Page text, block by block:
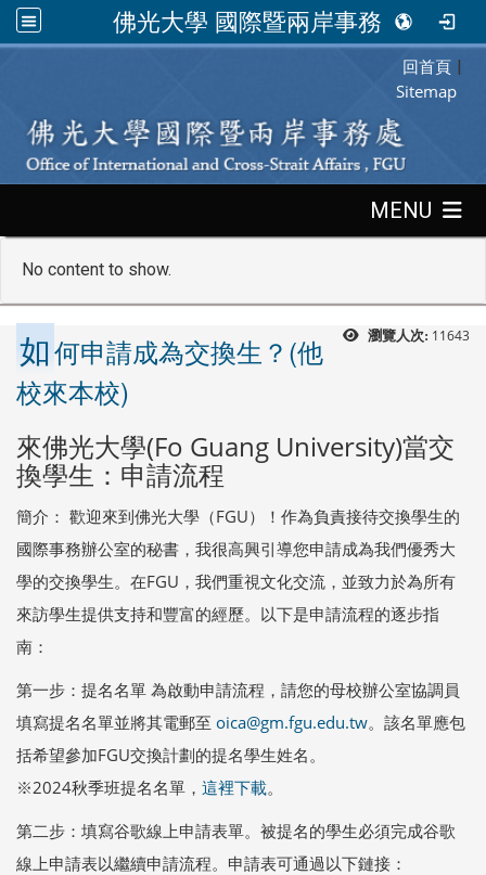
佛光大學 國際暨兩岸事務處
:::
回首頁 |
Sitemap
MENU
No content to show.
瀏覽人次: 11643
如何申請成為交換生？(他
校來本校)
來佛光大學(Fo Guang University)當交
換學生：申請流程
簡介： 歡迎來到佛光大學（FGU）！作為負責接待交換學生的
國際事務辦公室的秘書，我很高興引導您申請成為我們優秀大
學的交換學生。在FGU，我們重視文化交流，並致力於為所有
來訪學生提供支持和豐富的經歷。以下是申請流程的逐步指
南：
第一步：提名名單 為啟動申請流程，請您的母校辦公室協調員
填寫提名名單並將其電郵至 oica@gm.fgu.edu.tw。該名單應包
括希望參加FGU交換計劃的提名學生姓名。
※2024秋季班提名名單， 這裡下載。
第二步：填寫谷歌線上申請表單。被提名的學生必須完成谷歌
線上申請表以繼續申請流程。申請表可通過以下鏈接：